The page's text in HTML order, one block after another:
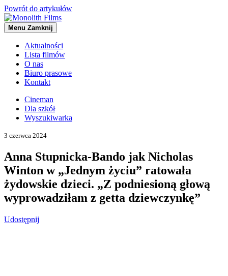
Powrót do artykułów
Menu Zamknij
Aktualności
Lista filmów
O nas
Biuro prasowe
Kontakt
Cineman
Dla szkół
Wyszukiwarka
3 czerwca 2024
Anna Stupnicka-Bando jak Nicholas
Winton w „Jednym życiu” ratowała
żydowskie dzieci. „Z podniesioną głową
wyprowadziłam z getta dziewczynkę”
Udostępnij